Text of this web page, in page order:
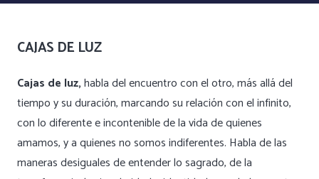
CAJAS DE LUZ
Cajas de luz,habla del encuentro con el otro, más allá del
tiempo y su duración, marcando su relación con el infinito,
con lo diferente e incontenible de la vida de quienes
amamos, y a quienes no somos indiferentes. Habla de las
maneras desiguales de entender lo sagrado, de la